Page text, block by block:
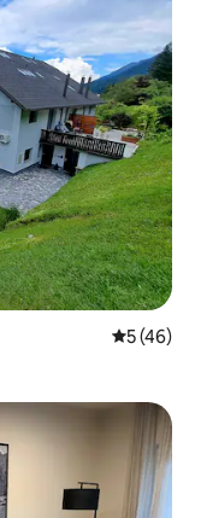
從 46 則評
5 (46)